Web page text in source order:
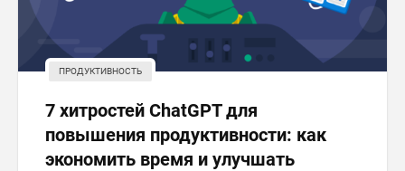
ПРОДУКТИВНОСТЬ
7 хитростей ChatGPT для
повышения продуктивности: как
экономить время и улучшать